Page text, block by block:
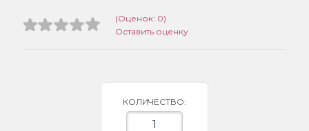
(Оценок: 0)
Оставить оценку
КОЛИЧЕСТВО: